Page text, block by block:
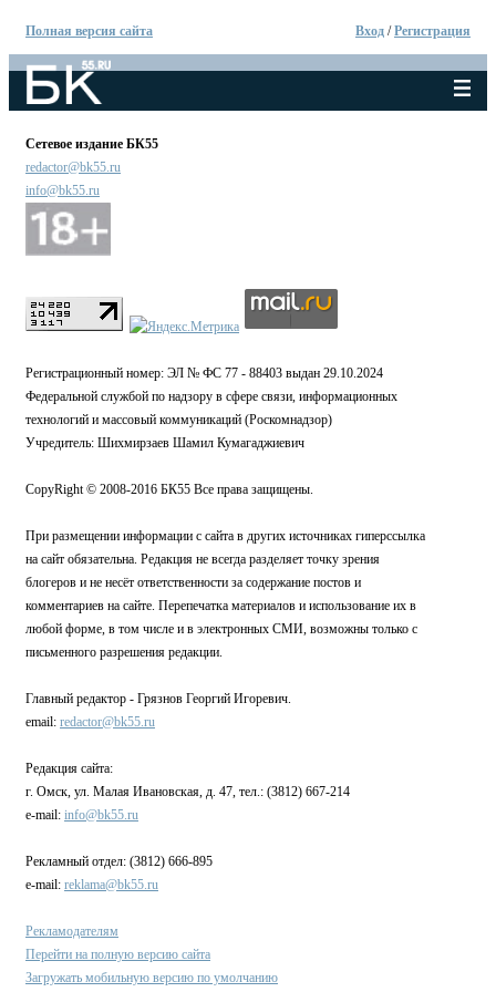
Полная версия сайта Вход /Регистрация
Сетевое издание БК55
redactor@bk55.ru
info@bk55.ru
Регистрационный номер: ЭЛ № ФС 77 - 88403 выдан 29.10.2024
Федеральной службой по надзору в сфере связи, информационных
технологий и массовый коммуникаций (Роскомнадзор)
Учредитель: Шихмирзаев Шамил Кумагаджиевич
CopyRight © 2008-2016 БК55 Все права защищены.
При размещении информации с сайта в других источниках гиперссылка
на сайт обязательна. Редакция не всегда разделяет точку зрения
блогеров и не несёт ответственности за содержание постов и
комментариев на сайте. Перепечатка материалов и использование их в
любой форме, в том числе и в электронных СМИ, возможны только с
письменного разрешения редакции.
Главный редактор - Грязнов Георгий Игоревич.
email: redactor@bk55.ru
Редакция сайта:
г. Омск, ул. Малая Ивановская, д. 47, тел.: (3812) 667-214
e-mail: info@bk55.ru
Рекламный отдел: (3812) 666-895
e-mail: reklama@bk55.ru
Рекламодателям
Перейти на полную версию сайта
Загружать мобильную версию по умолчанию